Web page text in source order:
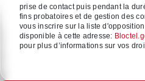
prise de contact puis pendant la
fins probatoires et de gestion des
vous inscrire sur la liste
disponible à cette adresse:
pour plus d’informations sur vos